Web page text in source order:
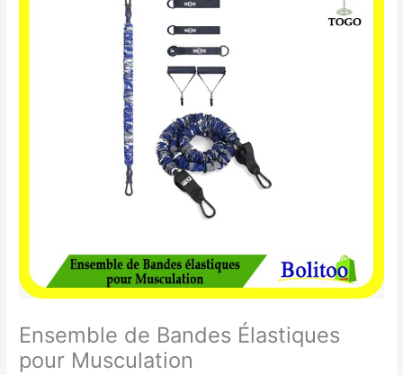
Ensemble de Bandes Élastiques
pour Musculation